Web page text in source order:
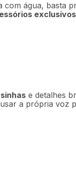
água, basta
e detalhes
a própria